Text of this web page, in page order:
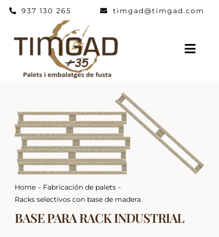
Saltar
contenido
937 130 265 timgad@timgad.com
HOME
OTROS PRODUCTOS
TIMGAD
NOTICIAS
CONTACTO
Home
Fabricación de palets
Racks selectivos con base de madera
BASE PARA RACK INDUSTRIAL